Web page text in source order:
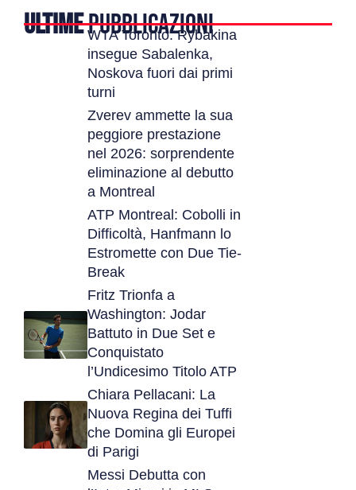
ULTIMEPUBBLICAZIONI
WTA Toronto: Rybakina
insegue Sabalenka,
Noskova fuori dai primi
turni
Zverev ammette la sua
peggiore prestazione
nel 2026: sorprendente
eliminazione al debutto
a Montreal
ATP Montreal: Cobolli in
Difficoltà, Hanfmann lo
Estromette con Due Tie-
Break
Fritz Trionfa a
Washington: Jodar
Battuto in Due Set e
Conquistato
l’Undicesimo Titolo ATP
Chiara Pellacani: La
Nuova Regina dei Tuffi
che Domina gli Europei
di Parigi
Messi Debutta con